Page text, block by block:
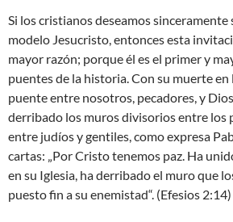
Si los cristianos deseamos
modelo Jesucristo, entonces esta
mayor razón; porque él es el primer y
puentes de la historia. Con su muerte en
puente entre nosotros, pecadores, y
derribado los muros divisorios entre los
entre judíos y gentiles, como expresa
cartas: „Por Cristo tenemos paz. Ha
en su Iglesia, ha derribado el muro que
puesto fin a su enemistad“. (Efesios 2:14)